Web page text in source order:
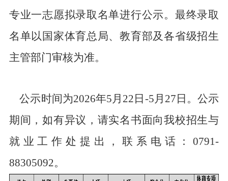
专业一志愿拟录取名单进行公示。最终录取
名单以国家体育总局、教育部及各省级招生
主管部门审核为准。
公示时间为2026年5月22 日 -5月 27 日。公示
期间，如有异议，请实名书面向我校招生与
就业工作处提出，联系电话：0791-
88305092。